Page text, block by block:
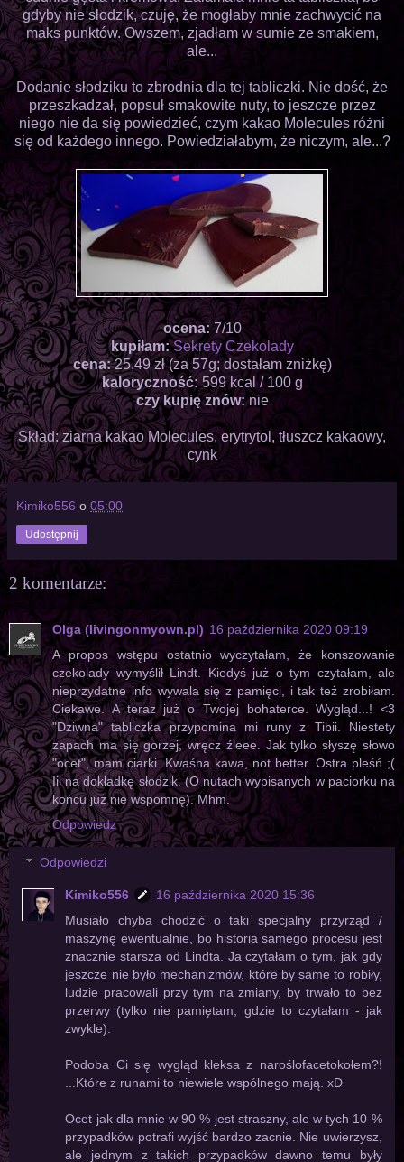
gdyby nie słodzik, czuję, że mogłaby mnie zachwycić na
maks punktów. Owszem, zjadłam w sumie ze smakiem,
ale...
Dodanie słodziku to zbrodnia dla tej tabliczki. Nie dość, że
przeszkadzał, popsuł smakowite nuty, to jeszcze przez
niego nie da się powiedzieć, czym kakao Molecules różni
się od każdego innego. Powiedziałabym, że niczym, ale...?
ocena:7/10
kupiłam:Sekrety Czekolady
cena:25,49 zł (za 57g; dostałam zniżkę)
kaloryczność:599 kcal / 100 g
czy kupię znów:nie
Skład: ziarna kakao Molecules, erytrytol, tłuszcz kakaowy,
cynk
Kimiko556 o 05:00
Udostępnij
2 komentarze:
Olga (livingonmyown.pl) 16 października 2020 09:19
A propos wstępu ostatnio wyczytałam, że konszowanie
czekolady wymyślił Lindt. Kiedyś już o tym czytałam, ale
nieprzydatne info wywala się z pamięci, i tak też zrobiłam.
Ciekawe. A teraz już o Twojej bohaterce. Wygląd...! <3
"Dziwna" tabliczka przypomina mi runy z Tibii. Niestety
zapach ma się gorzej, wręcz źleee. Jak tylko słyszę słowo
"ocet", mam ciarki. Kwaśna kawa, not better. Ostra pleśń ;(
Iii na dokładkę słodzik. (O nutach wypisanych w paciorku na
końcu już nie wspomnę). Mhm.
Odpowiedz
Odpowiedzi
Kimiko556
16 października 2020 15:36
Musiało chyba chodzić o taki specjalny przyrząd /
maszynę ewentualnie, bo historia samego procesu jest
znacznie starsza od Lindta. Ja czytałam o tym, jak gdy
jeszcze nie było mechanizmów, które by same to robiły,
ludzie pracowali przy tym na zmiany, by trwało to bez
przerwy (tylko nie pamiętam, gdzie to czytałam - jak
zwykle).
Podoba Ci się wygląd kleksa z naroślofacetokołem?!
...Które z runami to niewiele wspólnego mają. xD
Ocet jak dla mnie w 90 % jest straszny, ale w tych 10 %
przypadków potrafi wyjść bardzo zacnie. Nie uwierzysz,
ale jednym z takich przypadków dawno temu były